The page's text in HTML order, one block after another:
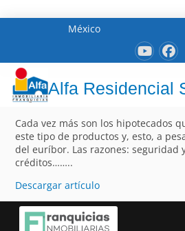
México
Alfa Residencial
Cada vez más son los hipotecados
este tipo de productos y, esto, a
del euríbor. Las razones: seguridad
créditos……..
Descargar artículo